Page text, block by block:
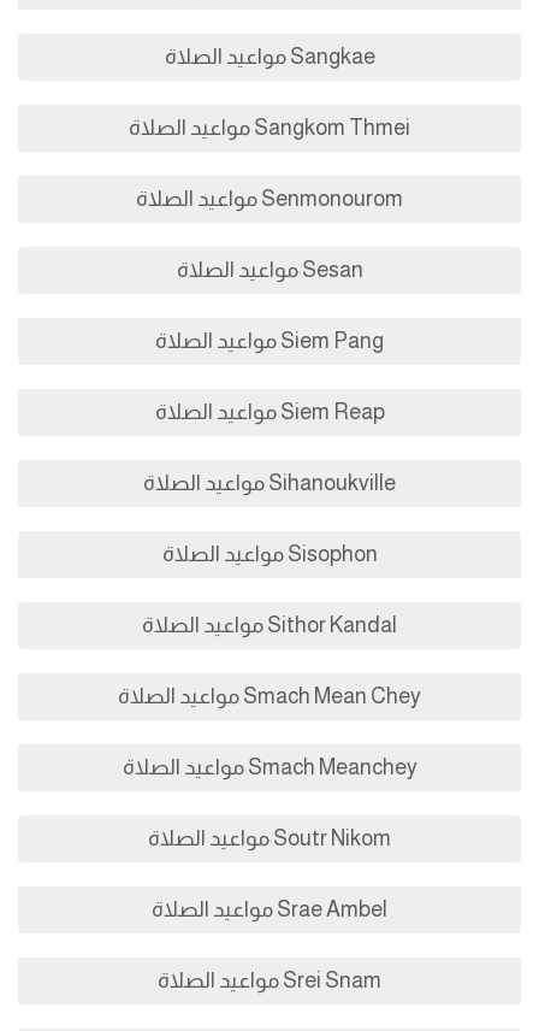
Sangkae مواعيد الصلاة
Sangkom Thmei مواعيد الصلاة
Senmonourom مواعيد الصلاة
Sesan مواعيد الصلاة
Siem Pang مواعيد الصلاة
Siem Reap مواعيد الصلاة
Sihanoukville مواعيد الصلاة
Sisophon مواعيد الصلاة
Sithor Kandal مواعيد الصلاة
Smach Mean Chey مواعيد الصلاة
Smach Meanchey مواعيد الصلاة
Soutr Nikom مواعيد الصلاة
Srae Ambel مواعيد الصلاة
Srei Snam مواعيد الصلاة